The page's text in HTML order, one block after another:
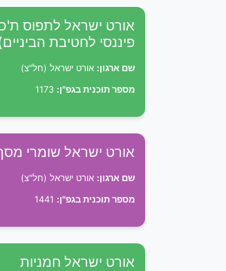
אורט ישראל לתפוס
פיננסי לחטיבת
שם ארגון: אורט ישראל (חל"צ)
מספר תוכנית בגפ"ן:
אורט ישראל שומרי
שם ארגון: אורט ישראל (חל"צ)
מספר תוכנית בגפ"ן:
אורט ישראל חמניות